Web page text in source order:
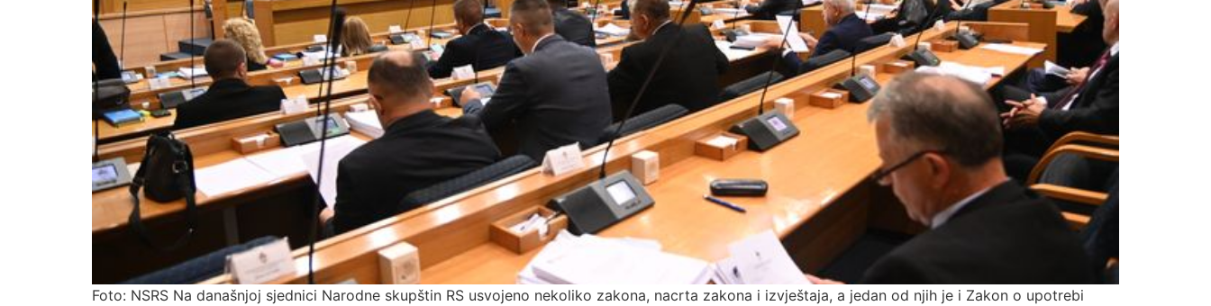
Foto: NSRS Na današnjoj sjednici Narodne skupštin RS usvojeno nekoliko zakona, nacrta zakona i izvještaja, a jedan od njih je i Zakon o upotrebi